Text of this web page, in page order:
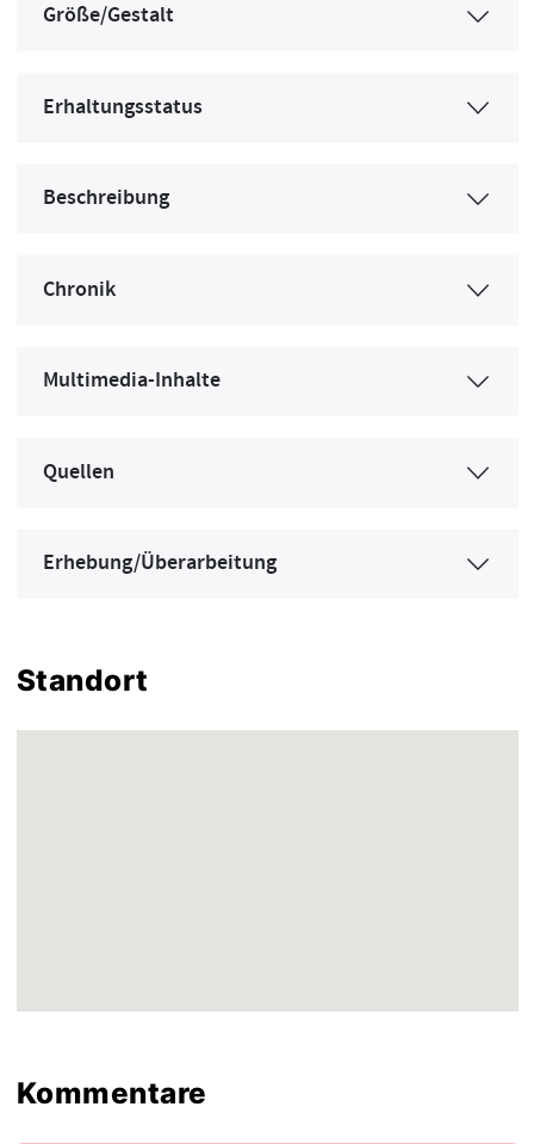
Größe/Gestalt
Erhaltungsstatus
Beschreibung
Chronik
Multimedia-Inhalte
Quellen
Erhebung/Überarbeitung
Standort
Kommentare